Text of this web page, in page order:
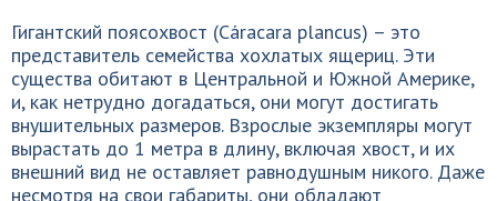
Гигантский поясохвост (Cáracara plancus) – это
представитель семейства хохлатых ящериц. Эти
существа обитают в Центральной и Южной Америке,
и, как нетрудно догадаться, они могут достигать
внушительных размеров. Взрослые экземпляры могут
вырастать до 1 метра в длину, включая хвост, и их
внешний вид не оставляет равнодушным никого. Даже
несмотря на свои габариты, они обладают